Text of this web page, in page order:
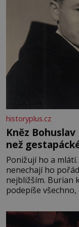
historyplus.cz
Kněz
než
Ponižují ho a
nenechají ho
nejbližším. Burian
podepíše všechno,
fyzický ani
chce být knězem a